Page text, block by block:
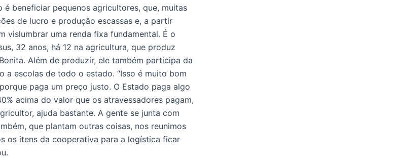
é beneficiar pequenos agricultores, que, muitas
de lucro e produção escassas e, a partir
vislumbrar uma renda fixa fundamental. É o
32 anos, há 12 na agricultura, que produz
Além de produzir, ele também participa da
a escolas de todo o estado. “Isso é muito bom
paga um preço justo. O Estado paga algo
acima do valor que os atravessadores pagam,
ajuda bastante. A gente se junta com
que plantam outras coisas, nos reunimos
os itens da cooperativa para a logística ficar